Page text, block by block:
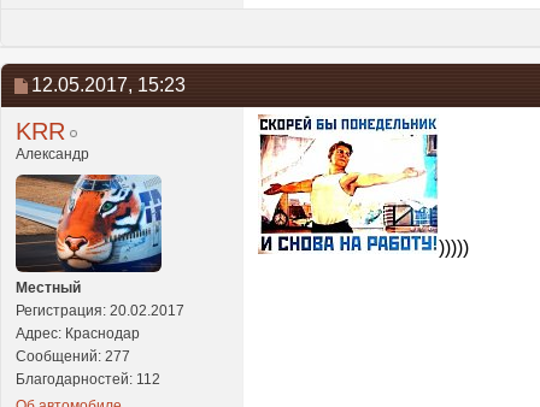
12.05.2017, 15:23
KRR
Александр
Местный
Регистрация: 20.02.2017
Адрес: Краснодар
Сообщений: 277
Благодарностей: 112
)))))